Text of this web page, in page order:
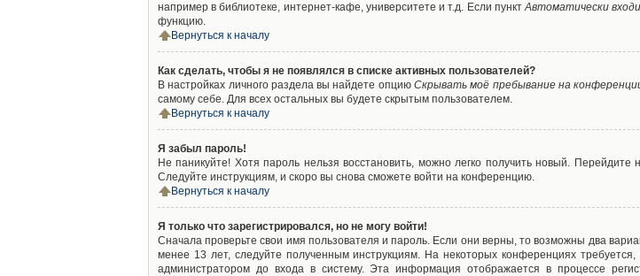
например в библиотеке, интернет-кафе, университете и т.д. Если пунктАвтоматически
функцию.
Вернуться к началу
Как сделать, чтобы я не появлялся в списке активных пользователей?
В настройках личного раздела вы найдете опцию Скрывать моё пребывание на
самому себе. Для всех остальных вы будете скрытым пользователем.
Вернуться к началу
Я забыл пароль!
Не паникуйте! Хотя пароль нельзя восстановить, можно легко получить новый.
Следуйте инструкциям, и скоро вы снова сможете войти на конференцию.
Вернуться к началу
Я только что зарегистрировался, но не могу войти!
Сначала проверьте свои имя пользователя и пароль. Если они верны, то возможны два
менее 13 лет, следуйте полученным инструкциям. На некоторых конференциях
администратором до входа в систему. Эта информация отображается в процессе